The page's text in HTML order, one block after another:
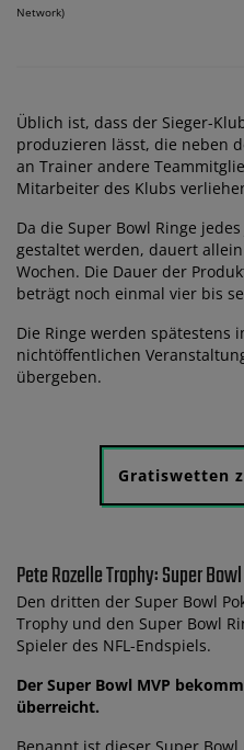
Network)
Üblich ist, dass der Sieger-
produzieren lässt, die neben
an Trainer andere
Mitarbeiter des Klubs
Da die Super Bowl Ringe
gestaltet werden, dauert
Wochen. Die Dauer der
beträgt noch einmal vier bis
Die Ringe werden spätestens
nichtöffentlichen
übergeben.
Gratiswetten
Pete Rozelle Trophy: Super
Den dritten der Super Bowl
Trophy und den Super Bowl
Spieler des NFL-Endspiels.
Der Super Bowl MVP
überreicht.